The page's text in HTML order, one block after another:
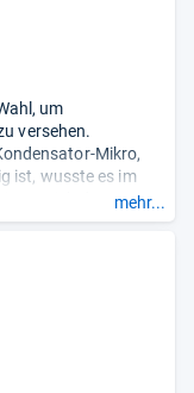
um
versehen.
Mikro,
ist, wusste es im
sich das VR1
Piano und
kann man es ruhig
mehr...